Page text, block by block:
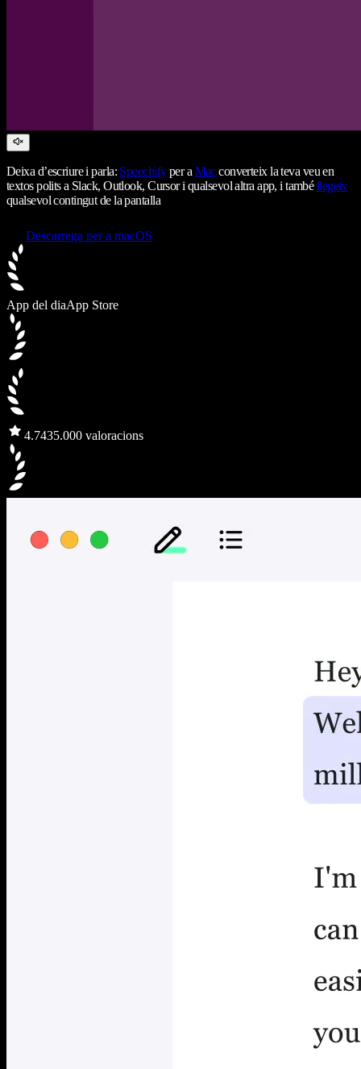
Deixa d’escriure i parla: Speechifyper a Macconverteix la teva veu en
textos polits a Slack, Outlook, Cursor i qualsevol altra app, i tambéllegeix
qualsevol contingut de la pantalla
Descarrega per a macOS
App del diaApp Store
4.7435.000 valoracions